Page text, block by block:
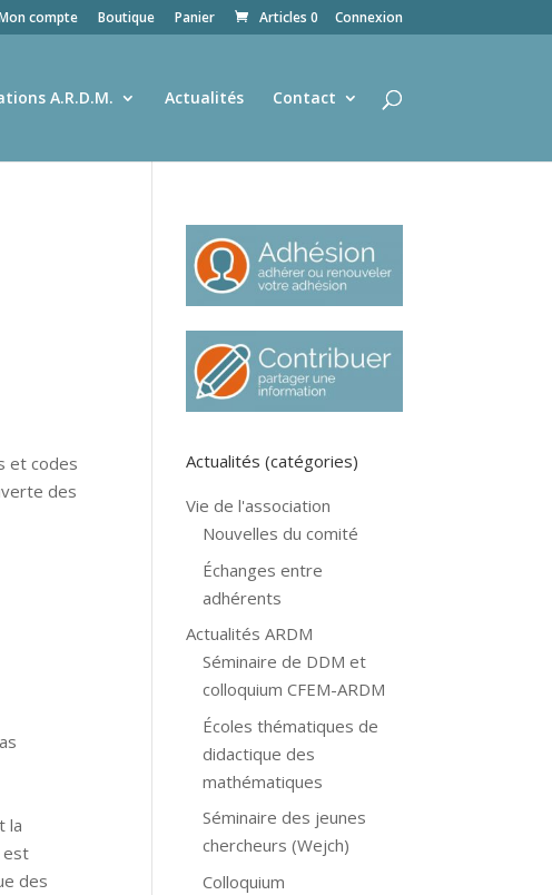
Connexion
compte Boutique Panier Articles 0
A.R.D.M. Actualités Contact
et codes
des
la
est
des
Actualités (catégories)
Vie de l'association
Nouvelles du comité
Échanges entre
adhérents
Actualités ARDM
Séminaire de DDM et
colloquium CFEM-ARDM
Écoles thématiques de
didactique des
mathématiques
Séminaire des jeunes
chercheurs (Wejch)
Colloquium